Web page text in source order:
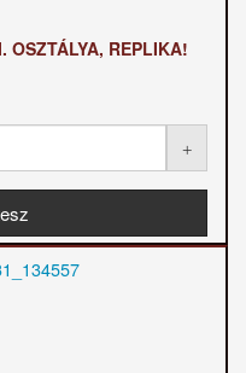
OSZTÁLYA, REPLIKA!